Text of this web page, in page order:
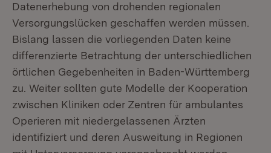
Datenerhebung von drohenden regionalen
Versorgungslücken geschaffen werden müssen.
Bislang lassen die vorliegenden Daten keine
differenzierte Betrachtung der unterschiedlichen
örtlichen Gegebenheiten in Baden-Württemberg
zu. Weiter sollten gute Modelle der Kooperation
zwischen Kliniken oder Zentren für ambulantes
Operieren mit niedergelassenen Ärzten
identifiziert und deren Ausweitung in Regionen